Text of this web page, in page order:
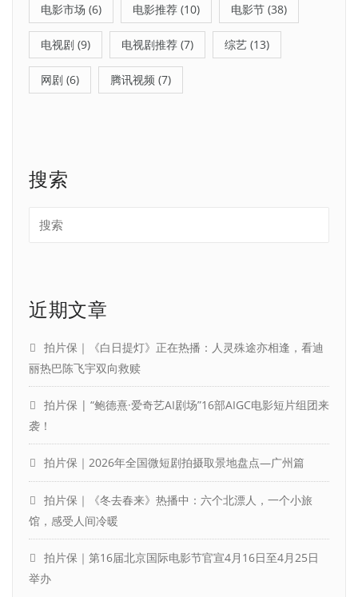
电影市场 (6) 电影推荐 (10) 电影节 (38)
电视剧 (9) 电视剧推荐 (7) 综艺 (13)
网剧 (6) 腾讯视频 (7)
搜索
近期文章
拍片保｜《白日提灯》正在热播：人灵殊途亦相逢，看迪
丽热巴陈飞宇双向救赎
拍片保 | “鲍德熹·爱奇艺AI剧场”16部AIGC电影短片组团来
袭！
拍片保｜2026年全国微短剧拍摄取景地盘点—广州篇
拍片保｜《冬去春来》热播中：六个北漂人，一个小旅
馆，感受人间冷暖
拍片保｜第16届北京国际电影节官宣4月16日至4月25日
举办